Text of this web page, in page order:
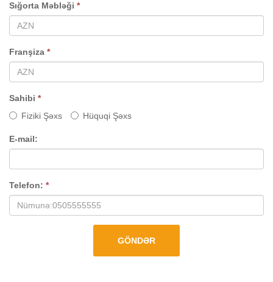
Sığorta Məbləği *
Franşiza *
Sahibi *
Fiziki Şəxs
Hüquqi Şəxs
E-mail:
Telefon: *
GÖNDƏR